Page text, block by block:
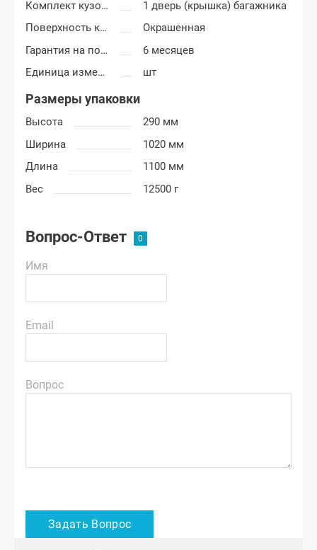
Комплект кузовных деталей
1 дверь (крышка) багажника
Поверхность крышки багажника
Окрашенная
Гарантия на покраску
6 месяцев
Единица измерения
шт
Размеры упаковки
Высота
290 мм
Ширина
1020 мм
Длина
1100 мм
Вес
12500 г
Вопрос-Ответ
Имя
Email
Вопрос